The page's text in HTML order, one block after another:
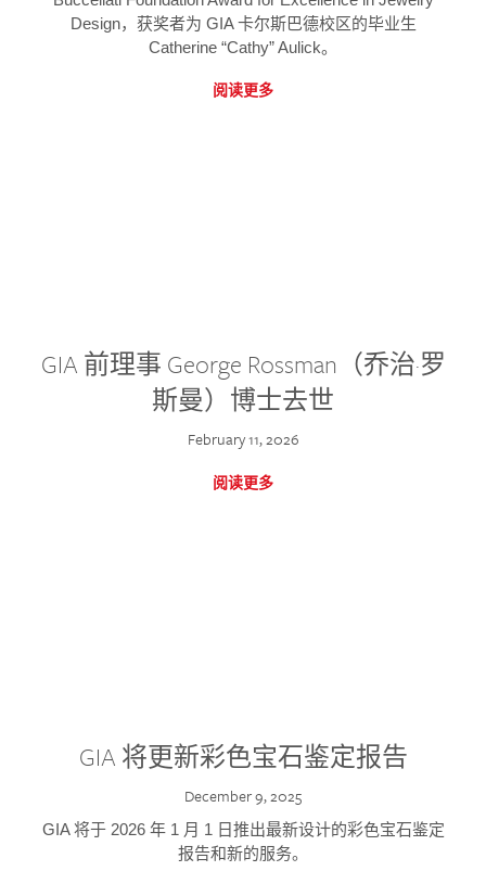
Design，获奖者为 GIA 卡尔斯巴德校区的毕业生
Catherine “Cathy” Aulick。
阅读更多
GIA 前理事 George Rossman（乔治·罗
斯曼）博士去世
February 11, 2026
阅读更多
GIA 将更新彩色宝石鉴定报告
December 9, 2025
GIA 将于 2026 年 1 月 1 日推出最新设计的彩色宝石鉴定
报告和新的服务。